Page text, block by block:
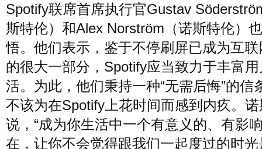
Spotify联席首席执行官Gustav
斯特伦）和Alex Norström（诺斯特伦）
悟。他们表示，鉴于不停刷屏已成为互
的很大一部分，Spotify应当致力于丰富
活。为此，他们秉持一种“无需后悔”的信
不该为在Spotify上花时间而感到内疚。
说，“成为你生活中一个有意义的、有影
在，让你不会觉得跟我们一起度过的时